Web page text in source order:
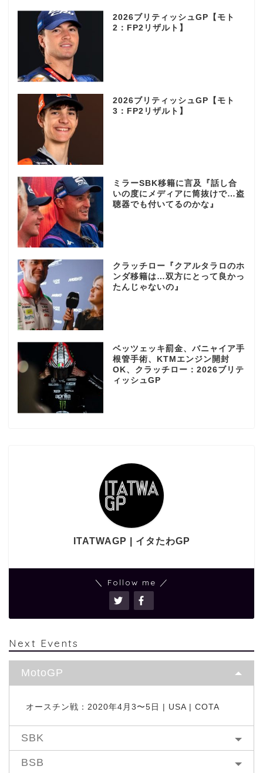
2026ブリティッシュGP【モト
2：FP2リザルト】
2026ブリティッシュGP【モト
3：FP2リザルト】
ミラーSBK移籍に言及『話し合
いの度にメディアに筒抜けで…盗
聴器でも付いてるのかな』
クラッチロー『クアルタラロのホ
ンダ移籍は…双方にとって良かっ
たんじゃないの』
ベッツェッキ罰金、バニャイア手
根管手術、KTMエンジン開封
OK、クラッチロー：2026ブリテ
ィッシュGP
ITATWAGP | イタたわGP
＼ Follow me ／
Next Events
MotoGP
オースチン戦：2020年4月3〜5日 | USA | COTA
SBK
BSB